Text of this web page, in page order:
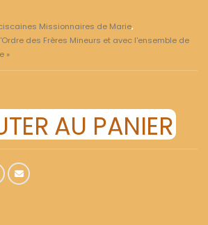
Missionnaires de Marie,
des Frères Mineurs et avec l'ensemble de
»
AU PANIER